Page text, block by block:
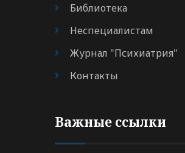
Библиотека
Неспециалистам
Журнал "Психиатрия"
Контакты
Важные ссылки